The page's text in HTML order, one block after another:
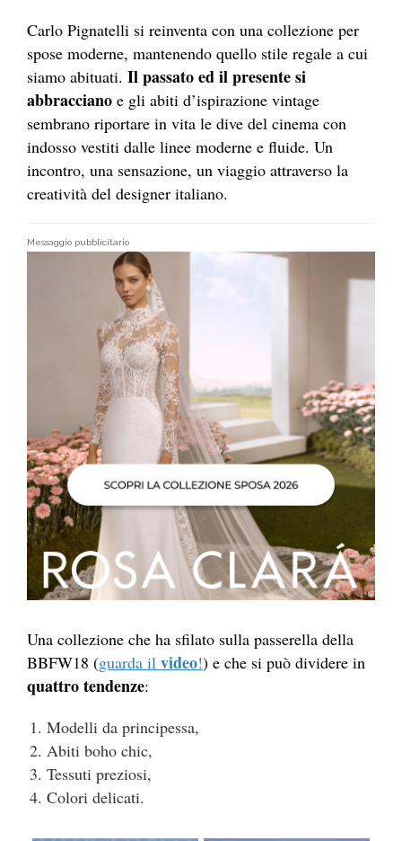
Carlo Pignatelli si reinventa con una collezione per
spose moderne, mantenendo quello stile regale a cui
siamo abituati. Il passato ed il presente si
abbracciano e gli abiti d’ispirazione vintage
sembrano riportare in vita le dive del cinema con
indosso vestiti dalle linee moderne e fluide. Un
incontro, una sensazione, un viaggio attraverso la
creatività del designer italiano.
Messaggio pubblicitario
Una collezione che ha sfilato sulla passerella della
BBFW18 (guarda il video!) e che si può dividere in
quattro tendenze:
Modelli da principessa,
Abiti boho chic,
Tessuti preziosi,
Colori delicati.